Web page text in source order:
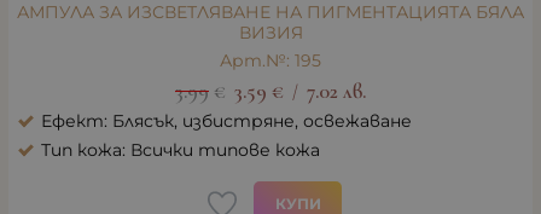
АМПУЛА ЗА ИЗСВЕТЛЯВАНЕ НА ПИГМЕНТАЦИЯТА БЯЛА
ВИЗИЯ
Арт.№: 195
3.99 € 3.59 € / 7.02 лв.
Ефект: Блясък, избистряне, освежаване
Тип кожа: Всички типове кожа
КУПИ